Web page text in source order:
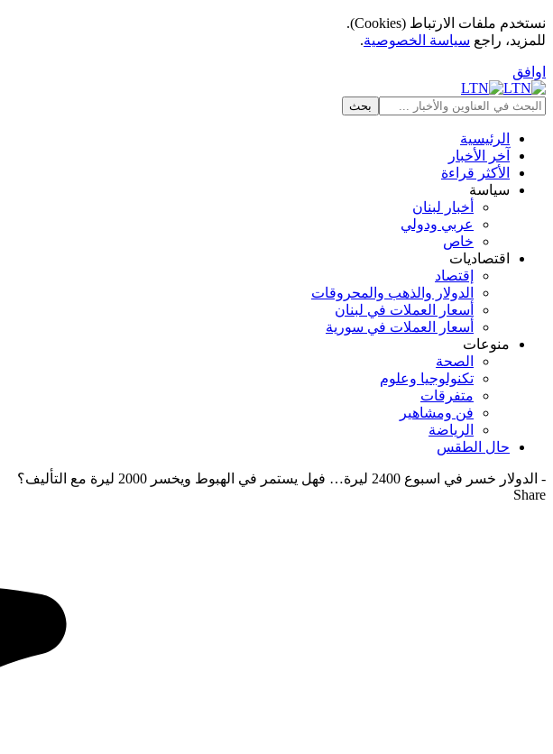
نستخدم ملفات الارتباط (Cookies).
للمزيد، راجع سياسة الخصوصية.
اوافق
الرئيسية
آخر الأخبار
الأكثر قراءة
سياسة
أخبار لبنان
عربي ودولي
خاص
اقتصاديات
إقتصاد
الدولار والذهب والمحروقات
أسعار العملات في لبنان
أسعار العملات في سورية
منوعات
الصحة
تكنولوجيا وعلوم
متفرقات
فن ومشاهير
الرياضة
حال الطقس
- الدولار خسر في اسبوع 2400 ليرة… فهل يستمر في الهبوط ويخسر 2000 ليرة مع التأليف؟
Share